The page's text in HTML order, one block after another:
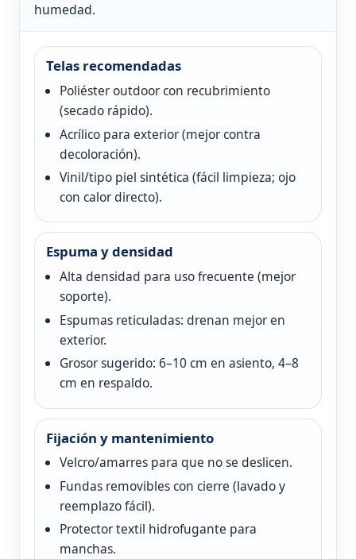
humedad.
Telas recomendadas
Poliéster outdoor con recubrimiento
(secado rápido).
Acrílico para exterior (mejor contra
decoloración).
Vinil/tipo piel sintética (fácil limpieza; ojo
con calor directo).
Espuma y densidad
Alta densidad para uso frecuente (mejor
soporte).
Espumas reticuladas: drenan mejor en
exterior.
Grosor sugerido: 6–10 cm en asiento, 4–8
cm en respaldo.
Fijación y mantenimiento
Velcro/amarres para que no se deslicen.
Fundas removibles con cierre (lavado y
reemplazo fácil).
Protector textil hidrofugante para
manchas.